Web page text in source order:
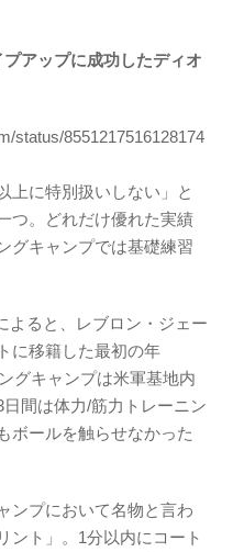
アップに成功したディオ
status/8551217516128174
上に特別扱いしない」と
つ。どれだけ優れた実績
グキャンプでは基礎練習
よると、レブロン・ジェー
に移籍した最初の年
グキャンプは米軍基地内
間は体力/筋力トレーニン
ボールを触らせなかった
ンプにおいて名物と言わ
ント」。1分以内にコート